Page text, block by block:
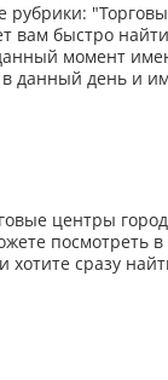
рубрики:
вам быстро
момент
в данный день и
центры
посмотреть
хотите сразу